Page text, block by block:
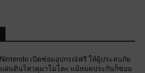
Nintendo เปิดซ่อมอุปกรณ์ฟรี ให้ผู้ประสบภัย
แผ่นดินไหวคุมาโมโตะ แม้หมดประกันก็ซ่อม